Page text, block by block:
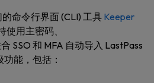
命令行界面 (CLI) 工具 Keeper
使用主密码、
SSO 和 MFA 自动导入 LastPass
能，包括：